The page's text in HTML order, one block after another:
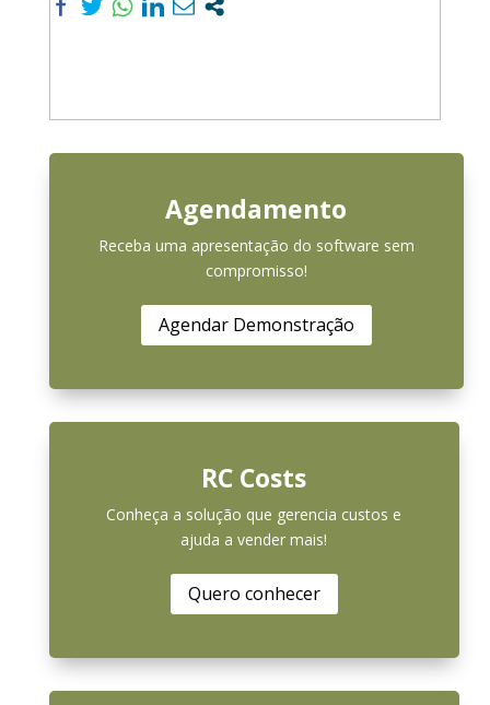
Agendamento
Receba uma apresentação do software sem
compromisso!
Agendar Demonstração
RC Costs
Conheça a solução que gerencia custos e
ajuda a vender mais!
Quero conhecer